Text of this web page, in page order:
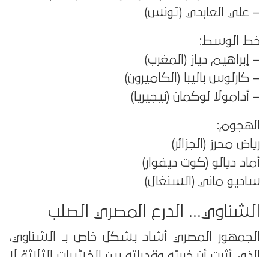
– علي العابدي (تونس)
خط الوسط:
– إبراهيم دياز (المغرب)
– كارلوس باليبا (الكاميرون)
– أدامولا لوكمان (نيجيريا)
الهجوم:
رياض محرز (الجزائر)
أماد ديالو (كوت ديفوار)
ساديو ماني (السنغال)
الشناوي… الدرع المصري الصلب
الجمهور المصري أشاد بشكل خاص بـ الشناوي،